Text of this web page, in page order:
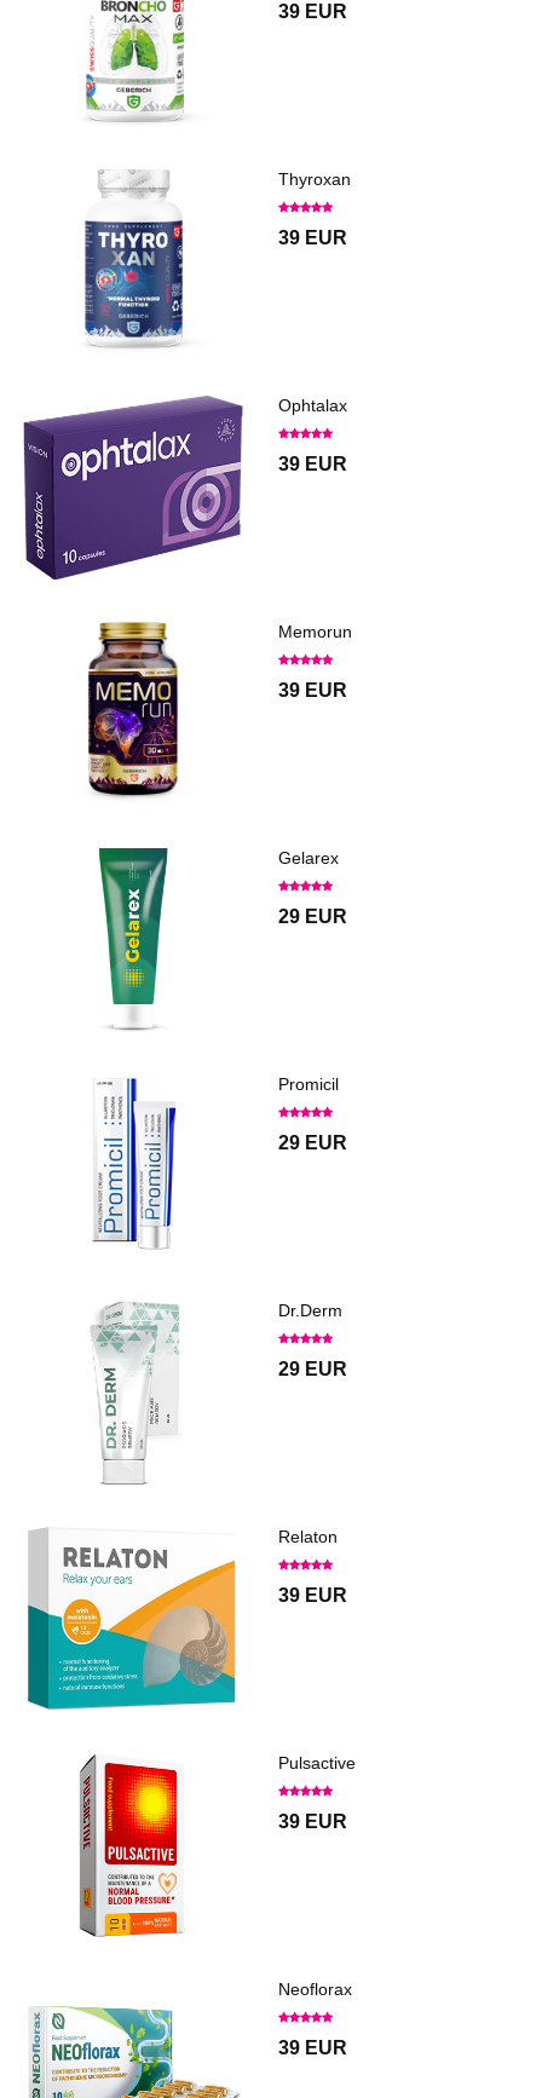
39 EUR
Thyroxan
39 EUR
Ophtalax
39 EUR
Memorun
39 EUR
Gelarex
29 EUR
Promicil
29 EUR
Dr.Derm
29 EUR
Relaton
39 EUR
Pulsactive
39 EUR
Neoflorax
39 EUR